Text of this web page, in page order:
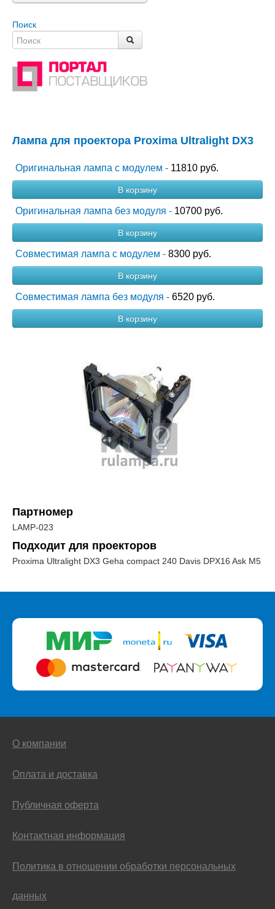
Поиск
Лампа для проектора Proxima Ultralight DX3
Оригинальная лампа с модулем - 11810 руб.
В корзину
Оригинальная лампа без модуля - 10700 руб.
В корзину
Совместимая лампа с модулем - 8300 руб.
В корзину
Совместимая лампа без модуля - 6520 руб.
В корзину
Партномер
LAMP-023
Подходит для проекторов
Proxima Ultralight DX3 Geha compact 240 Davis DPX16 Ask M5
О компании
Оплата и доставка
Публичная оферта
Контактная информация
Политика в отношении обработки персональных
данных